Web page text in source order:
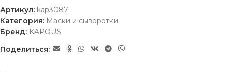
Артикул: kap3087
Категория: Маски и сыворотки
Бренд: KAPOUS
Поделиться: